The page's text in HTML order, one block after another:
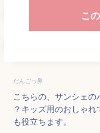
こ
だんごっ鼻
こちらの、サンシェ
？キッズ用のおしゃ
も役立ちます。